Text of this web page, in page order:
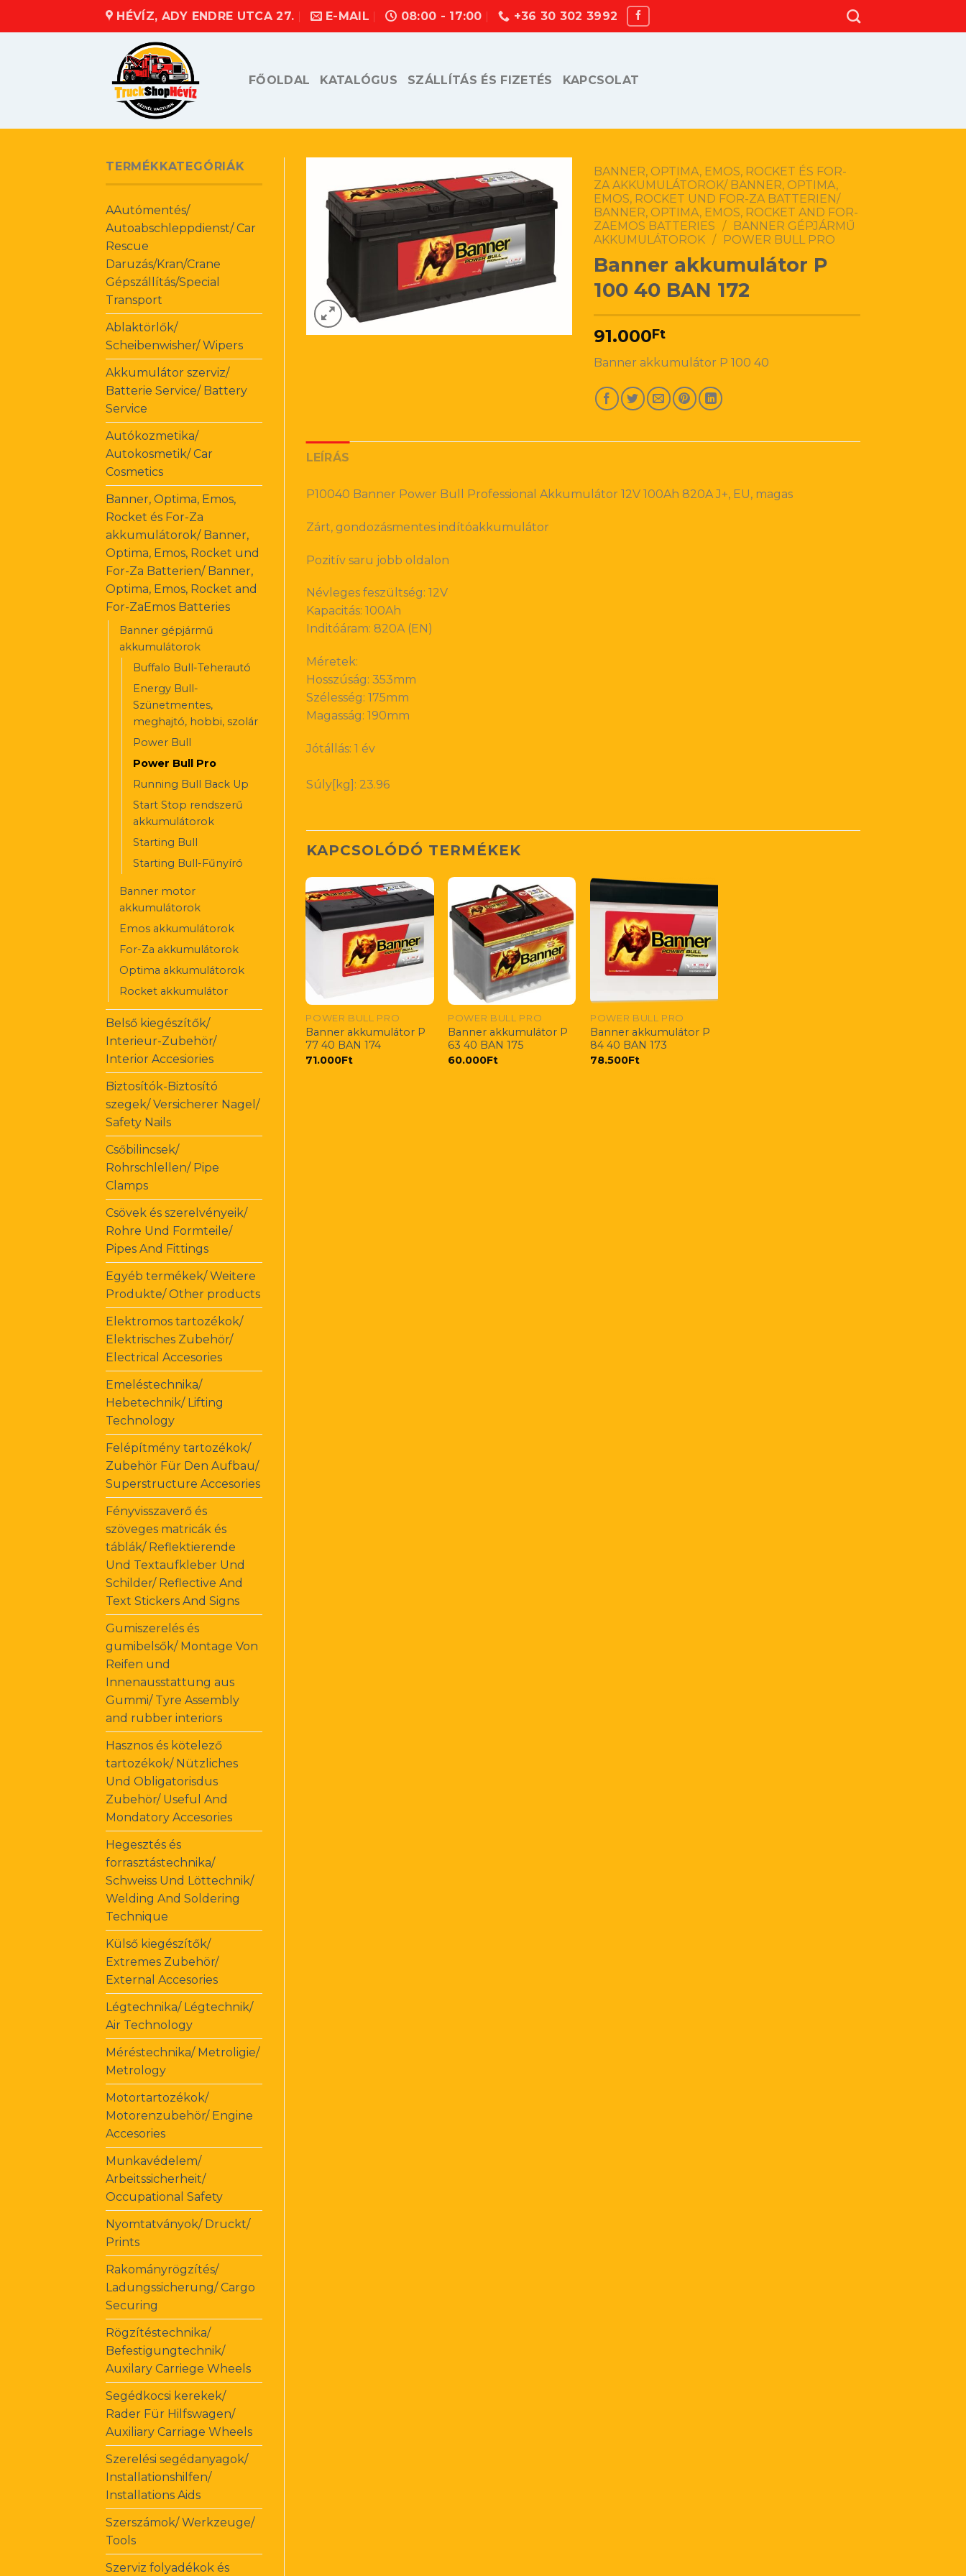
HÉVÍZ, ADY ENDRE UTCA 27. E-MAIL 08:00 - 17:00 +36 30 302 3992
FŐOLDAL KATALÓGUS SZÁLLÍTÁS ÉS FIZETÉS KAPCSOLAT
TERMÉKKATEGÓRIÁK
AAutómentés/
Autoabschleppdienst/ Car
Rescue
Daruzás/Kran/Crane
Gépszállítás/Special
Transport
Ablaktörlők/
Scheibenwisher/ Wipers
Akkumulátor szerviz/
Batterie Service/ Battery
Service
Autókozmetika/
Autokosmetik/ Car
Cosmetics
Banner, Optima, Emos,
Rocket és For-Za
akkumulátorok/ Banner,
Optima, Emos, Rocket und
For-Za Batterien/ Banner,
Optima, Emos, Rocket and
For-ZaEmos Batteries
Banner gépjármű
akkumulátorok
Buffalo Bull-Teherautó
Energy Bull-
Szünetmentes,
meghajtó, hobbi, szolár
Power Bull
Power Bull Pro
Running Bull Back Up
Start Stop rendszerű
akkumulátorok
Starting Bull
Starting Bull-Fűnyíró
Banner motor
akkumulátorok
Emos akkumulátorok
For-Za akkumulátorok
Optima akkumulátorok
Rocket akkumulátor
Belső kiegészítők/
Interieur-Zubehör/
Interior Accesiories
Biztosítók-Biztosító
szegek/ Versicherer Nagel/
Safety Nails
Csőbilincsek/
Rohrschlellen/ Pipe
Clamps
Csövek és szerelvényeik/
Rohre Und Formteile/
Pipes And Fittings
Egyéb termékek/ Weitere
Produkte/ Other products
Elektromos tartozékok/
Elektrisches Zubehör/
Electrical Accesories
Emeléstechnika/
Hebetechnik/ Lifting
Technology
Felépítmény tartozékok/
Zubehör Für Den Aufbau/
Superstructure Accesories
Fényvisszaverő és
szöveges matricák és
táblák/ Reflektierende
Und Textaufkleber Und
Schilder/ Reflective And
Text Stickers And Signs
Gumiszerelés és
gumibelsők/ Montage Von
Reifen und
Innenausstattung aus
Gummi/ Tyre Assembly
and rubber interiors
Hasznos és kötelező
tartozékok/ Nützliches
Und Obligatorisdus
Zubehör/ Useful And
Mondatory Accesories
Hegesztés és
forrasztástechnika/
Schweiss Und Löttechnik/
Welding And Soldering
Technique
Külső kiegészítők/
Extremes Zubehör/
External Accesories
Légtechnika/ Légtechnik/
Air Technology
Méréstechnika/ Metroligie/
Metrology
Motortartozékok/
Motorenzubehör/ Engine
Accesories
Munkavédelem/
Arbeitssicherheit/
Occupational Safety
Nyomtatványok/ Druckt/
Prints
Rakományrögzítés/
Ladungssicherung/ Cargo
Securing
Rögzítéstechnika/
Befestigungtechnik/
Auxilary Carriege Wheels
Segédkocsi kerekek/
Rader Für Hilfswagen/
Auxiliary Carriage Wheels
Szerelési segédanyagok/
Installationshilfen/
Installations Aids
Szerszámok/ Werkzeuge/
Tools
Szerviz folyadékok és
BANNER, OPTIMA, EMOS, ROCKET ÉS FOR-
ZA AKKUMULÁTOROK/ BANNER, OPTIMA,
EMOS, ROCKET UND FOR-ZA BATTERIEN/
BANNER, OPTIMA, EMOS, ROCKET AND FOR-
ZAEMOS BATTERIES /
BANNER GÉPJÁRMŰ
AKKUMULÁTOROK / POWER BULL PRO
Banner akkumulátor P
100 40 BAN 172
91.000Ft
Banner akkumulátor P 100 40
LEÍRÁS
P10040 Banner Power Bull Professional Akkumulátor 12V 100Ah 820A J+, EU, magas
Zárt, gondozásmentes indítóakkumulátor
Pozitív saru jobb oldalon
Névleges feszültség: 12V
Kapacitás: 100Ah
Inditóáram: 820A (EN)
Méretek:
Hosszúság: 353mm
Szélesség: 175mm
Magasság: 190mm
Jótállás: 1 év
Súly[kg]: 23.96
KAPCSOLÓDÓ TERMÉKEK
POWER BULL PRO
Banner akkumulátor P
77 40 BAN 174
71.000Ft
POWER BULL PRO
Banner akkumulátor P
63 40 BAN 175
60.000Ft
POWER BULL PRO
Banner akkumulátor P
84 40 BAN 173
78.500Ft